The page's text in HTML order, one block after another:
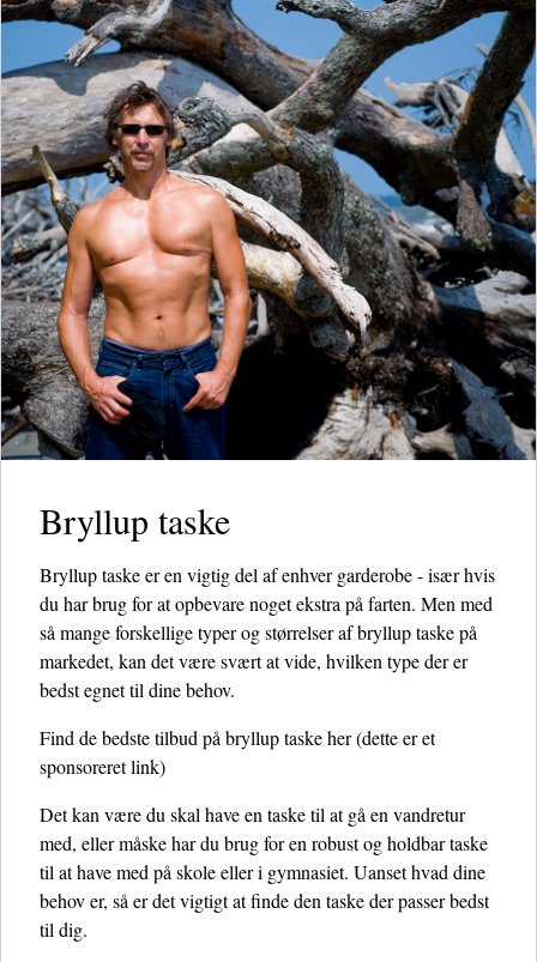
Bryllup taske
Bryllup taske er en vigtig del af enhver garderobe - især hvis
du har brug for at opbevare noget ekstra på farten. Men med
så mange forskellige typer og størrelser af bryllup taske på
markedet, kan det være svært at vide, hvilken type der er
bedst egnet til dine behov.
Find de bedste tilbud på bryllup taske her(dette er et
sponsoreret link)
Det kan være du skal have en taske til at gå en vandretur
med, eller måske har du brug for en robust og holdbar taske
til at have med på skole eller i gymnasiet. Uanset hvad dine
behov er, så er det vigtigt at finde den taske der passer bedst
til dig.